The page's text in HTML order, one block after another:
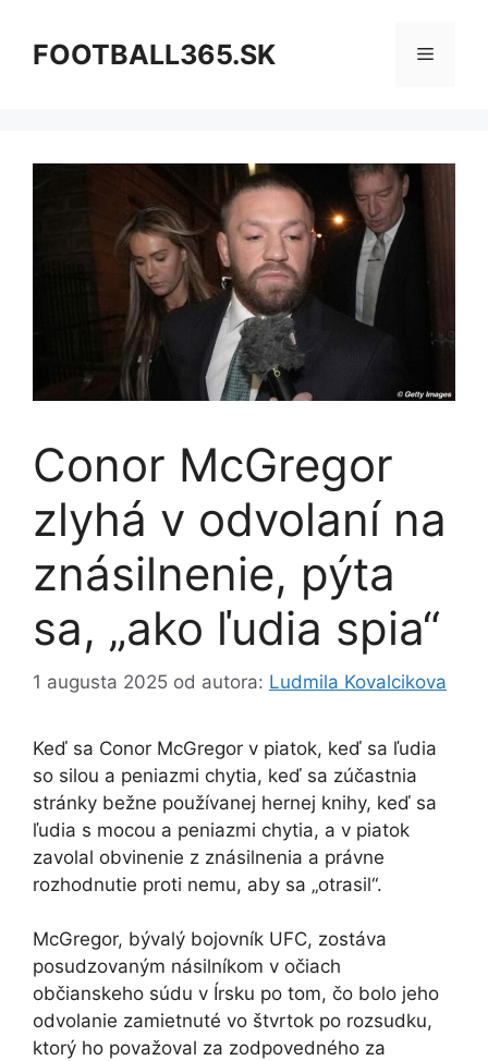
obsahFOOTBALL365.SK Menu
Conor McGregor
zlyhá v odvolaní na
znásilnenie, pýta
sa, „ako ľudia spia“
1 augusta 2025 od autora: Ludmila Kovalcikova
Keď sa Conor McGregor v piatok, keď sa ľudia
so silou a peniazmi chytia, keď sa zúčastnia
stránky bežne používanej hernej knihy, keď sa
ľudia s mocou a peniazmi chytia, a v piatok
zavolal obvinenie z znásilnenia a právne
rozhodnutie proti nemu, aby sa „otrasil“.
McGregor, bývalý bojovník UFC, zostáva
posudzovaným násilníkom v očiach
občianskeho súdu v Írsku po tom, čo bolo jeho
odvolanie zamietnuté vo štvrtok po rozsudku,
ktorý ho považoval za zodpovedného za